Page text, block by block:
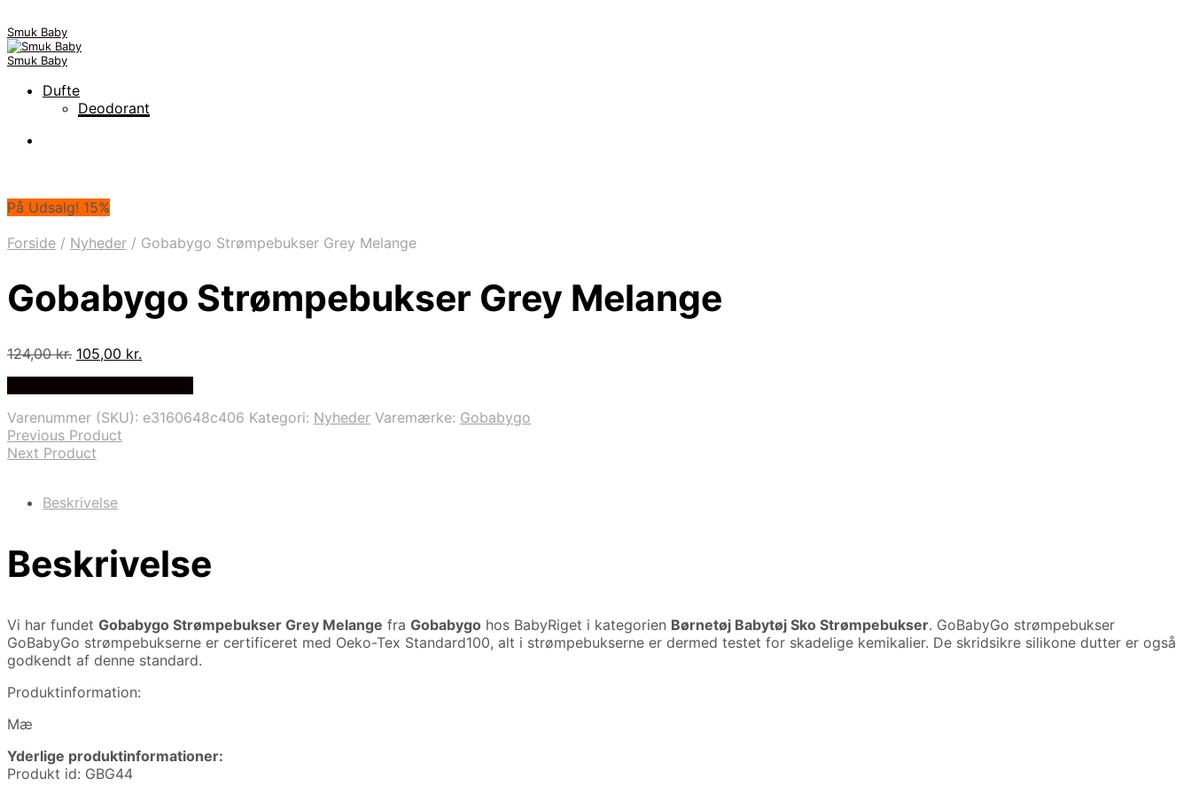
Smuk Baby
Smuk Baby
Dufte
Deodorant
På Udsalg! 15%
Forside / Nyheder / Gobabygo Strømpebukser Grey Melange
Gobabygo Strømpebukser Grey Melange
124,00kr. Den
124,00 kr..
105,00 kr.
105,00 kr..
Varenummer (SKU): e3160648c406 Kategori: Nyheder Varemærke: Gobabygo
Previous Product
Next Product
Beskrivelse
Beskrivelse
Vi har fundet Gobabygo Strømpebukser Grey Melange fra Gobabygo hos BabyRiget i kategorien Børnetøj Babytøj Sko Strømpebukser. GoBabyGo strømpebukser
GoBabyGo strømpebukserne er certificeret med Oeko-Tex Standard100, alt i strømpebukserne er dermed testet for skadelige kemikalier. De skridsikre silikone dutter er også
godkendt af denne standard.
Produktinformation:
Mæ
Yderlige produktinformationer:
Produkt id: GBG44